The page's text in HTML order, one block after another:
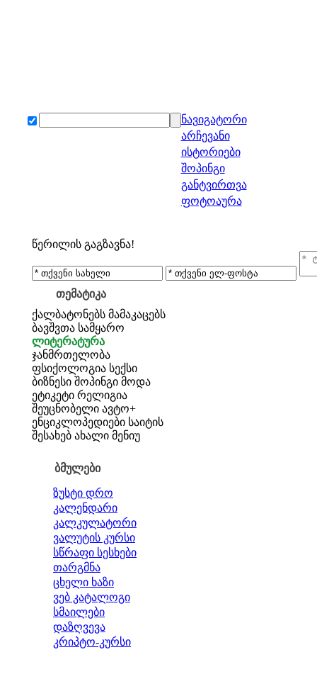
ნავიგატორი
არჩევანი
ისტორიები
შოპინგი
განტვირთვა
ფოტოაურა
წერილის გაგზავნა!
თემატიკა
ქალბატონებს მამაკაცებს
ბავშვთა სამყარო
ლიტერატურა
ჯანმრთელობა
ფსიქოლოგია სექსი
ბიზნესი შოპინგი მოდა
ეტიკეტი რელიგია
შეუცნობელი ავტო+
ენციკლოპედიები საიტის
შესახებ ახალი მენიუ
ბმულები
ზუსტი დრო
კალენდარი
კალკულატორი
ვალუტის კურსი
სწრაფი სესხები
თარგმნა
ცხელი ხაზი
ვებ კატალოგი
სმაილები
დაზღვევა
კრიპტო-კურსი